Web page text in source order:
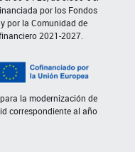
por los Fondos
por la Comunidad de
2021-2027.
la modernización de
correspondiente al año